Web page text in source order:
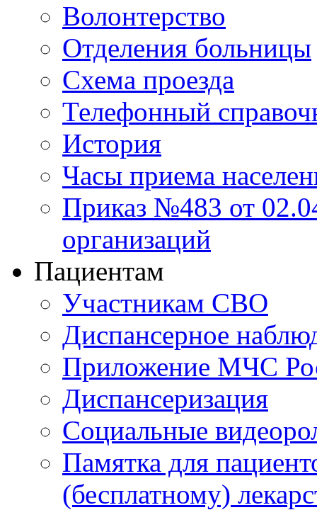
Волонтерство
Отделения больницы
Схема проезда
Телефонный
История
Часы приема
Приказ №483 от
организаций
Пациентам
Участникам СВО
Диспансерное
Приложение МЧС
Диспансеризация
Социальные
Памятка для
(бесплатному)